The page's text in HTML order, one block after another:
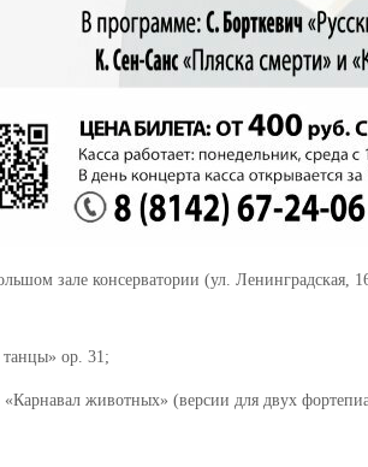
зале консерватории (ул. Ленинградская,
ор. 31;
животных» (версии для двух